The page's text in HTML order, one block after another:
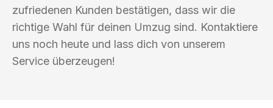
zufriedenen Kunden bestätigen, dass wir die
richtige Wahl für deinen Umzug sind. Kontaktiere
uns noch heute und lass dich von unserem
Service überzeugen!